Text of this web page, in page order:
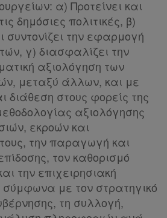
α) Προτείνει και
δημόσιες πολιτικές, β)
συντονίζει την εφαρμογή
γ) διασφαλίζει την
αξιολόγηση των
μεταξύ άλλων, και με
διάθεση στους φορείς της
αξιολόγησης
εκροών και
την παραγωγή και
τον καθορισμό
την επιχειρησιακή
με τον στρατηγικό
τη συλλογή,